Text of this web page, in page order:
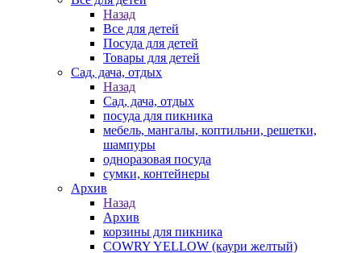
Назад
Все для детей
Посуда для детей
Товары для детей
Сад, дача, отдых
Назад
Сад, дача, отдых
посуда для пикника
мебель, мангалы, коптильни, решетки,
шампуры
одноразовая посуда
сумки, контейнеры
Архив
Назад
Архив
корзины для пикника
COWRY YELLOW (каури желтый)